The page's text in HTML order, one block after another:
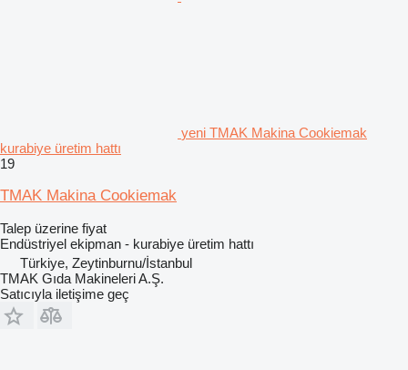
yeni TMAK Makina Cookiemak
kurabiye üretim hattı
19
TMAK Makina Cookiemak
Talep üzerine fiyat
Endüstriyel ekipman - kurabiye üretim hattı
Türkiye, Zeytinburnu/İstanbul
TMAK Gıda Makineleri A.Ş.
Satıcıyla iletişime geç